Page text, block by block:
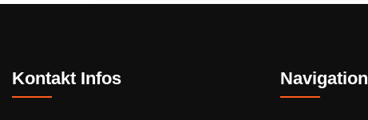
Kontakt Infos Navigation